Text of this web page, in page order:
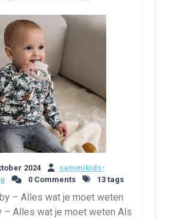
2024
sammikids-
0 Comments 13 tags
– Alles wat je moet weten
– Alles wat je moet weten Als